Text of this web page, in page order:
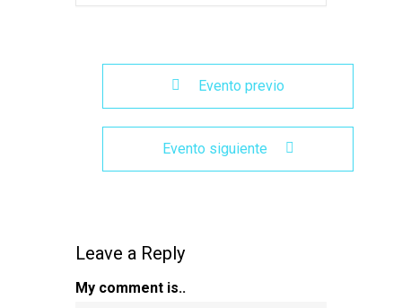
Evento previo
Evento siguiente
Leave a Reply
My comment is..